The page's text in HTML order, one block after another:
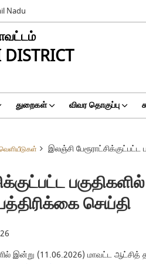
Nadu
துறைகள் விவர தொகுப்பு
இலஞ்சி
செய்தி
இன்று (11.06.2026) மாவட்ட